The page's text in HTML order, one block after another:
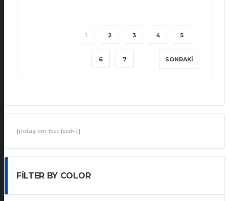
1 2 3 4 5
6 7 SONRAKI
[instagram-feed feed=1]
FILTER BY COLOR